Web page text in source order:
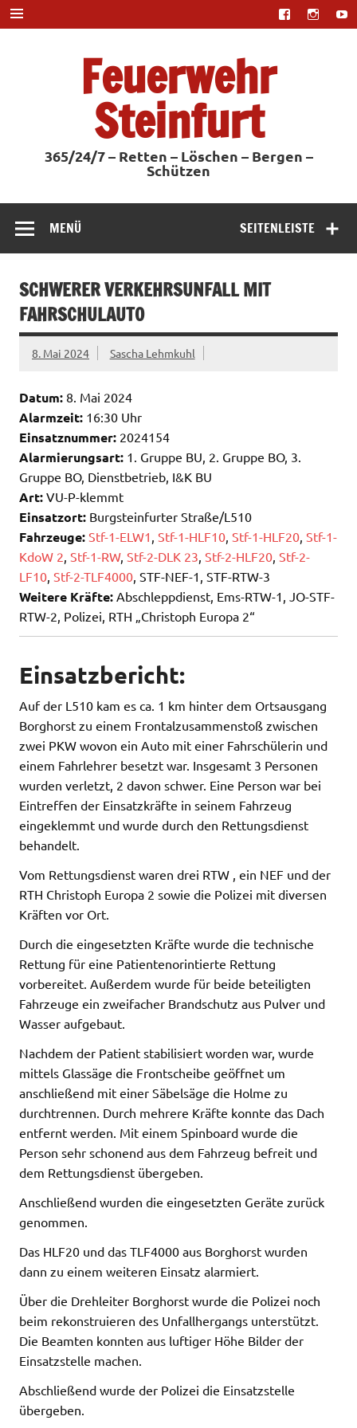
Zum
Inhalt
springen
Feuerwehr
Steinfurt
365/24/7 – Retten – Löschen – Bergen –
Schützen
SEITENLEISTE
MENÜ
SCHWERER VERKEHRSUNFALL MIT
FAHRSCHULAUTO
8. Mai 2024 Sascha Lehmkuhl
Datum: 8. Mai 2024
Alarmzeit: 16:30 Uhr
Einsatznummer: 2024154
Alarmierungsart: 1. Gruppe BU, 2. Gruppe BO, 3.
Gruppe BO, Dienstbetrieb, I&K BU
Art: VU-P-klemmt
Einsatzort: Burgsteinfurter Straße/L510
Fahrzeuge: Stf-1-ELW1 Stf-1-HLF10 Stf-1-HLF20 Stf-1-
KdoW 2 Stf-1-RW, Stf-2-DLK 23 Stf-2-HLF20 Stf-2-
LF10 Stf-2-TLF4000 , STF-NEF-1, STF-RTW-3
Weitere Kräfte: Abschleppdienst, Ems-RTW-1, JO-STF-
RTW-2, Polizei, RTH „Christoph Europa 2“
Einsatzbericht:
Auf der L510 kam es ca. 1 km hinter dem Ortsausgang
Borghorst zu einem Frontalzusammenstoß zwischen
zwei PKW wovon ein Auto mit einer Fahrschülerin und
einem Fahrlehrer besetzt war. Insgesamt 3 Personen
wurden verletzt, 2 davon schwer. Eine Person war bei
Eintreffen der Einsatzkräfte in seinem Fahrzeug
eingeklemmt und wurde durch den Rettungsdienst
behandelt.
Vom Rettungsdienst waren drei RTW , ein NEF und der
RTH Christoph Europa 2 sowie die Polizei mit diversen
Kräften vor Ort.
Durch die eingesetzten Kräfte wurde die technische
Rettung für eine Patientenorintierte Rettung
vorbereitet. Außerdem wurde für beide beteiligten
Fahrzeuge ein zweifacher Brandschutz aus Pulver und
Wasser aufgebaut.
Nachdem der Patient stabilisiert worden war, wurde
mittels Glassäge die Frontscheibe geöffnet um
anschließend mit einer Säbelsäge die Holme zu
durchtrennen. Durch mehrere Kräfte konnte das Dach
entfernt werden. Mit einem Spinboard wurde die
Person sehr schonend aus dem Fahrzeug befreit und
dem Rettungsdienst übergeben.
Anschließend wurden die eingesetzten Geräte zurück
genommen.
Das HLF20 und das TLF4000 aus Borghorst wurden
dann zu einem weiteren Einsatz alarmiert.
Über die Drehleiter Borghorst wurde die Polizei noch
beim rekonstruieren des Unfallhergangs unterstützt.
Die Beamten konnten aus luftiger Höhe Bilder der
Einsatzstelle machen.
Abschließend wurde der Polizei die Einsatzstelle
übergeben.